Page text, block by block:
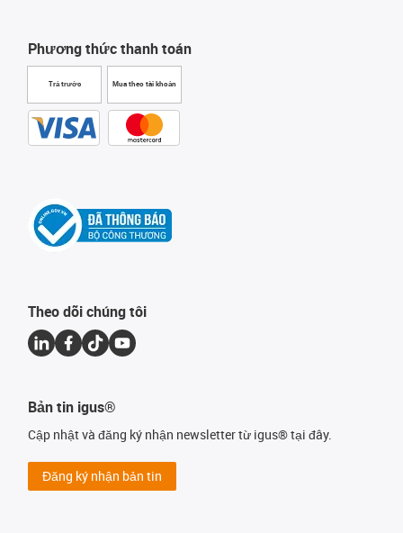
Phương thức thanh toán
Trả trước Mua theo tài khoản
Theo dõi chúng tôi
Bản tin igus®
Cập nhật và đăng ký nhận newsletter từ igus® tại đây.
Đăng ký nhận bản tin